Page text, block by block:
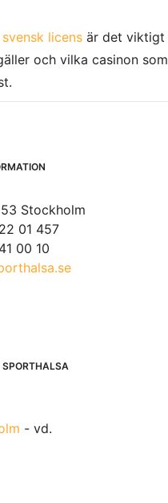
licensär det viktigt
och vilka casinon som
Stockholm
01 457
00 10
- vd.